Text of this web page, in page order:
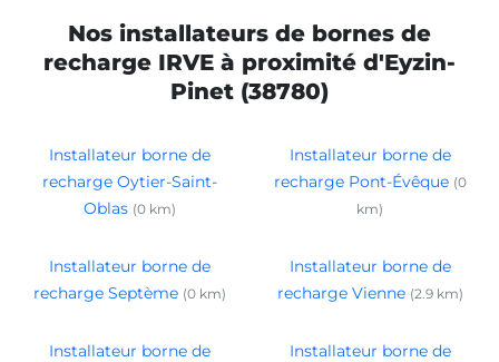
Nos installateurs de bornes de
recharge IRVE à proximité d'Eyzin-
Pinet (38780)
Installateur borne de
recharge Oytier-Saint-
Oblas (0 km)
Installateur borne de
recharge Pont-Évêque (0
km)
Installateur borne de
recharge Septème (0 km)
Installateur borne de
recharge Vienne (2.9 km)
Installateur borne de
Installateur borne de